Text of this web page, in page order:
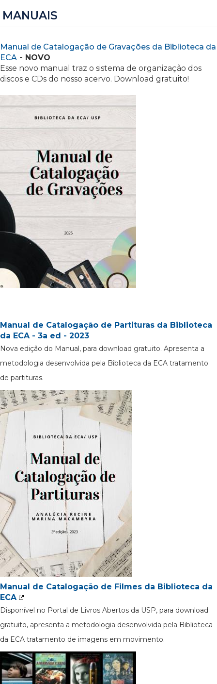
MANUAIS
Manual de Catalogação de Gravações da Biblioteca da
ECA - NOVO
Esse novo manual traz o sistema de organização dos
discos e CDs do nosso acervo. Download gratuito!
Manual de Catalogação de Partituras da Biblioteca
da ECA - 3a ed - 2023
Nova edição do Manual, para download gratuito. Apresenta a
metodologia desenvolvida pela Biblioteca da ECA tratamento
de partituras.
Manual de Catalogação de Filmes da Biblioteca da
ECA
Disponível no Portal de Livros Abertos da USP, para download
gratuito, apresenta a metodologia desenvolvida pela Biblioteca
da ECA tratamento de imagens em movimento.